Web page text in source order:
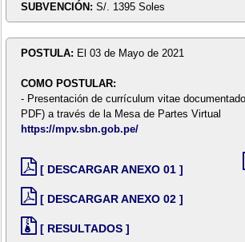
SUBVENCIÓN: S/. 1395 Soles
POSTULA: El 03 de Mayo de 2021
COMO POSTULAR:
- Presentación de currículum vitae
PDF) a través de la Mesa de Partes Virtual
https://mpv.sbn.gob.pe/
[ DESCARGAR ANEXO 01 ]
[ DESCARGAR ANEXO 02 ]
[ RESULTADOS ]